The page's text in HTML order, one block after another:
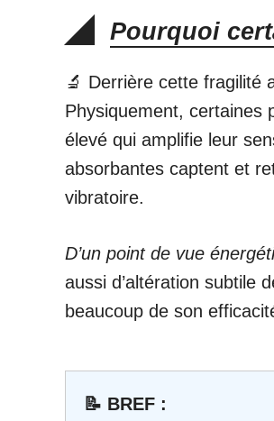
Pourquoi
🔬 Derrière cette fragilité
Physiquement, certaines
élevé qui amplifie leur
absorbantes captent et
vibratoire.
D’un point de vue
aussi d’altération subtile
beaucoup de son
📝 BREF :